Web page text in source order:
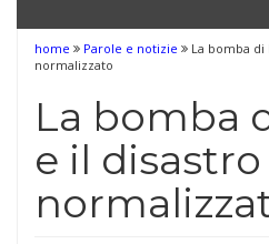
home Parole e notizie
La bomba
normalizzato
La bomba
e il disastro